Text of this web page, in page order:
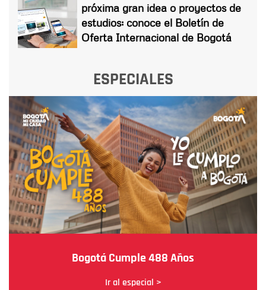
próxima gran idea o proyectos de
estudios: conoce el Boletín de
Oferta Internacional de Bogotá
ESPECIALES
Bogotá Cumple 488 Años
Ir al especial >